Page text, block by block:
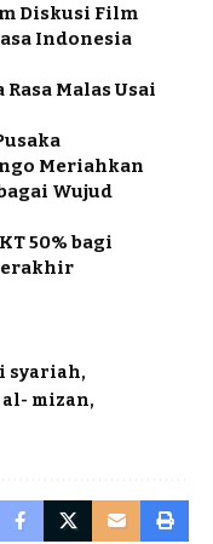
Diskusi Film
Indonesia
Malas Usai
Meriahkan
Wujud
50% bagi
syariah
mizan